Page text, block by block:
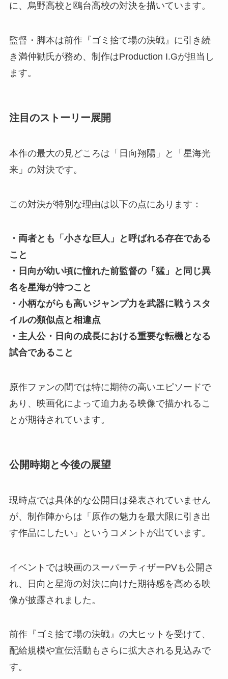
に、烏野高校と鴎台高校の対決を描いています。
監督・脚本は前作『ゴミ捨て場の決戦』に引き続
き満仲勧氏が務め、制作はProduction I.Gが担当し
ます。
注目のストーリー展開
本作の最大の見どころは「日向翔陽」と「星海光
来」の対決です。
この対決が特別な理由は以下の点にあります：
・両者とも「小さな巨人」と呼ばれる存在である
こと
・日向が幼い頃に憧れた前監督の「猛」と同じ異
名を星海が持つこと
・小柄ながらも高いジャンプ力を武器に戦うスタ
イルの類似点と相違点
・主人公・日向の成長における重要な転機となる
試合であること
原作ファンの間では特に期待の高いエピソードで
あり、映画化によって迫力ある映像で描かれるこ
とが期待されています。
公開時期と今後の展望
現時点では具体的な公開日は発表されていません
が、制作陣からは「原作の魅力を最大限に引き出
す作品にしたい」というコメントが出ています。
イベントでは映画のスーパーティザーPVも公開さ
れ、日向と星海の対決に向けた期待感を高める映
像が披露されました。
前作『ゴミ捨て場の決戦』の大ヒットを受けて、
配給規模や宣伝活動もさらに拡大される見込みで
す。